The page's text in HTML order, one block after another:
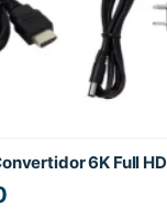
6K Full HD